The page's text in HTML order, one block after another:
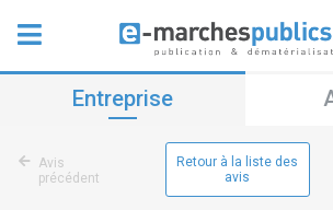
Entreprise
Avis
précédent
Retour à la liste des
avis